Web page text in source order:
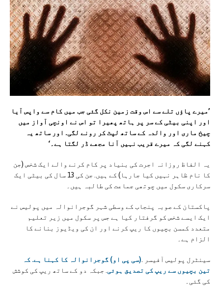
’میرے پاؤں تلے سے اس وقت زمین نکل گئی جب میں کام سے واپس آیا
اور اپنی بیٹی کے سر پر ہاتھ پھیرا تو اس نے اونچی آواز میں
چیخ ماری اور والدہ کے ساتھ لپٹ کر رونے لگی. اور ساتھ یہ
کہنے لگی کہ میرے قریب نہیں آنا مجھے ڈر لگتا ہے۔‘
یہ الفاظ روزانہ اجرت کی بنیاد پر کام کرنے والے ایک شخص (جن
کا نام ظاہر نہیں کیا جارہا) کے ہیں. جن کی 13 سال کی بیٹی ایک
سرکاری سکول میں چوتھی جماعت کی طالبہ ہیں۔
پاکستان کے صوبہ پنجاب کے وسطی شہر گوجرانوالہ میں پولیس نے
ایک ایسے شخص کو گرفتار کیا ہے جس پر سکول میں زیر تعلیم
متعدد کمسن بچیوں کا ریپ کرنے اور ان کی ویڈیوز بنانے کا
الزام ہے۔
سینٹرل پولیس آفیسر .(سی پی او) گوجرانوالہ کا کہنا ہے. کہ
تین بچیوں سے ریپ کی تصدیق ہوئی. جبکہ دو کے ساتھ ریپ کی کوشش
کی گئی۔